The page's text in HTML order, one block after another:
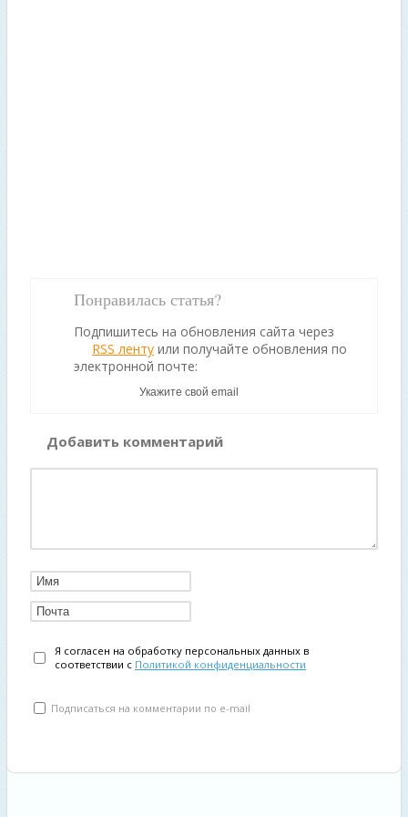
Понравилась статья?
Подпишитесь на обновления сайта через
RSS ленту или получайте обновления по
электронной почте:
Добавить комментарий
Я согласен на обработку персональных данных в
соответствии с Политикой конфиденциальности
Подписаться на комментарии по e-mail